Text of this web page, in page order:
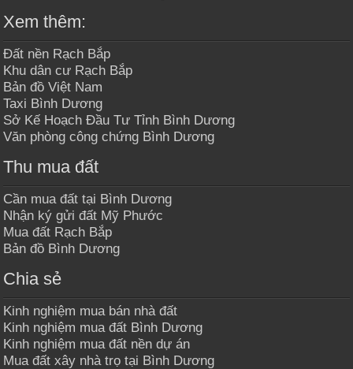
Xem thêm:
Đất nền Rạch Bắp
Khu dân cư Rạch Bắp
Bản đồ Việt Nam
Taxi Bình Dương
Sở Kế Hoạch Đầu Tư Tỉnh Bình Dương
Văn phòng công chứng Bình Dương
Thu mua đất
Cần mua đất tại Bình Dương
Nhận ký gửi đất Mỹ Phước
Mua đất Rạch Bắp
Bản đồ Bình Dương
Chia sẻ
Kinh nghiệm mua bán nhà đất
Kinh nghiệm mua đất Bình Dương
Kinh nghiệm mua đất nền dự án
Mua đất xây nhà trọ tại Bình Dương